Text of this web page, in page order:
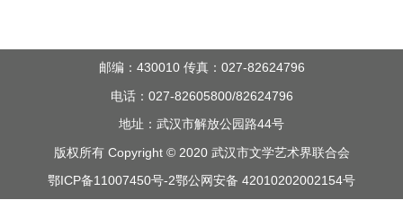
邮编：430010 传真：027-82624796
电话：027-82605800/82624796
地址：武汉市解放公园路44号
版权所有 Copyright © 2020 武汉市文学艺术界联合会
鄂ICP备11007450号-2鄂公网安备 42010202002154号